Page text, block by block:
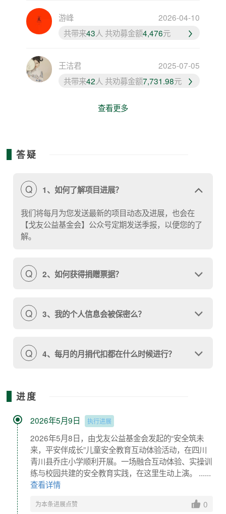
游峰
2026-04-10
共带来43人 共劝募金额4,476元
王洁君
2025-07-05
共带来42人 共劝募金额7,731.98元
查看更多
答疑
Q 1、如何了解项目进展？
我们将每月为您发送最新的项目动态及进展，也会在
【戈友公益基金会】公众号定期发送季报，以便您的了
解。
Q 2、如何获得捐赠票据？
Q 3、我的个人信息会被保密么？
Q 4、每月的月捐代扣都在什么时候进行？
进度
2026年5月9日 执行进展
2026年5月8日，由戈友公益基金会发起的“安全筑未
来，平安伴成长”儿童安全教育互动体验活动，在四川
青川县乔庄小学顺利开展。一场融合互动体验、实操训
练与校园共建的安全教育实践，在这里生动上演。 ......
查看详情
为本条进展点赞 0